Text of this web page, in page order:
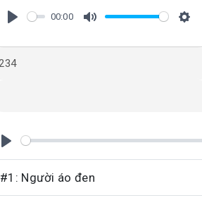
00:00
P
l
a
#1: Người áo đen